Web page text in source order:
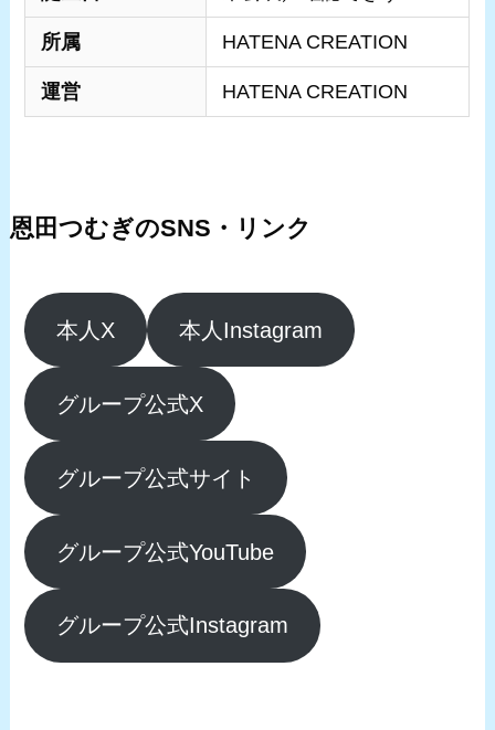
所属 HATENA CREATION
運営 HATENA CREATION
恩田つむぎのSNS・リンク
本人X 本人Instagram
グループ公式X
グループ公式サイト
グループ公式YouTube
グループ公式Instagram